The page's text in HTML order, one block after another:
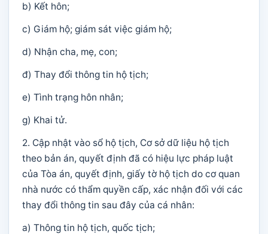
b) Kết hôn;
c) Giám hộ; giám sát việc giám hộ;
d) Nhận cha, mẹ, con;
đ) Thay đổi thông tin hộ tịch;
e) Tình trạng hôn nhân;
g) Khai tử.
2. Cập nhật vào sổ hộ tịch, Cơ sở dữ liệu hộ tịch
theo bản án, quyết định đã có hiệu lực pháp luật
của Tòa án, quyết định, giấy tờ hộ tịch do cơ quan
nhà nước có thẩm quyền cấp, xác nhận đối với các
thay đổi thông tin sau đây của cá nhân:
a) Thông tin hộ tịch, quốc tịch;